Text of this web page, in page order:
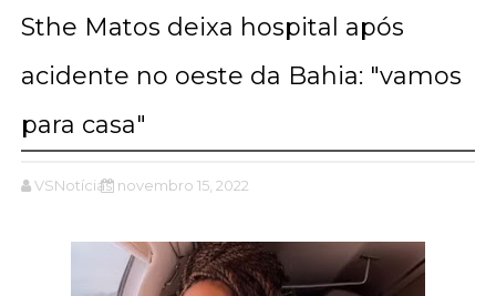
Sthe Matos deixa hospital após
acidente no oeste da Bahia: "vamos
para casa"
VSNotícias novembro 15, 2022